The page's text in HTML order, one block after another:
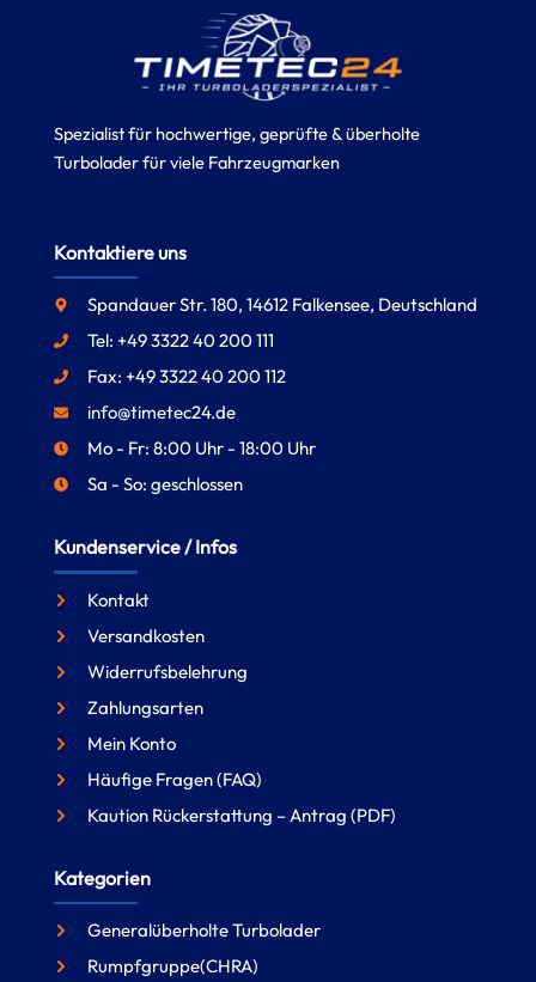
Spezialist für hochwertige, geprüfte & überholte
Turbolader für viele Fahrzeugmarken
Kontaktiere uns
Spandauer Str. 180, 14612 Falkensee, Deutschland
Tel: +49 3322 40 200 111
Fax: +49 3322 40 200 112
info@timetec24.de
Mo - Fr: 8:00 Uhr - 18:00 Uhr
Sa - So: geschlossen
Kundenservice / Infos
Kontakt
Versandkosten
Widerrufsbelehrung
Zahlungsarten
Mein Konto
Häufige Fragen (FAQ)
Kaution Rückerstattung – Antrag (PDF)
Kategorien
Generalüberholte Turbolader
Rumpfgruppe(CHRA)